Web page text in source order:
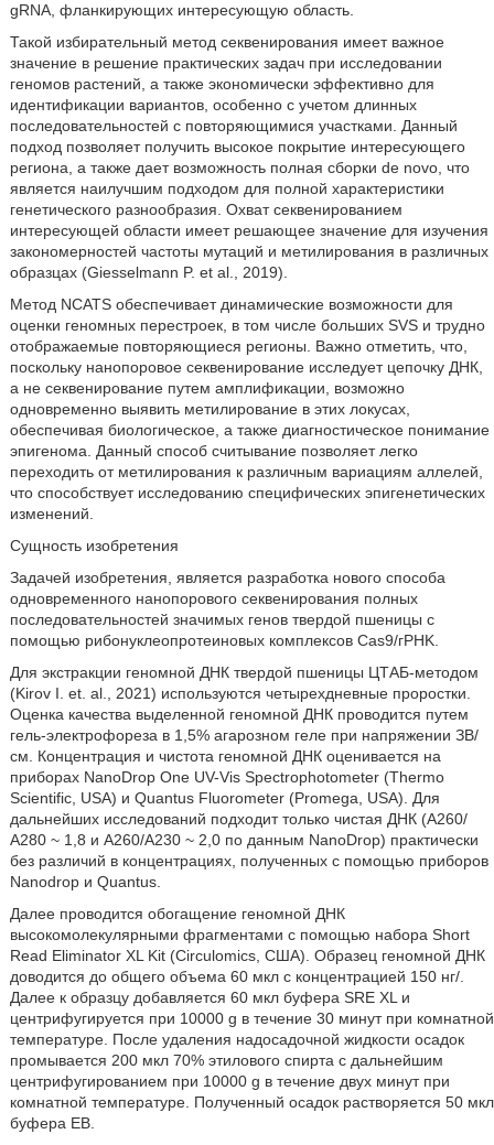
gRNA, фланкирующих интересующую область.
Такой избирательный метод секвенирования имеет важное
значение в решение практических задач при исследовании
геномов растений, а также экономически эффективно для
идентификации вариантов, особенно с учетом длинных
последовательностей с повторяющимися участками. Данный
подход позволяет получить высокое покрытие интересующего
региона, а также дает возможность полная сборки de novo, что
является наилучшим подходом для полной характеристики
генетического разнообразия. Охват секвенированием
интересующей области имеет решающее значение для изучения
закономерностей частоты мутаций и метилирования в различных
образцах (Giesselmann P. et al., 2019).
Метод NCATS обеспечивает динамические возможности для
оценки геномных перестроек, в том числе больших SVS и трудно
отображаемые повторяющиеся регионы. Важно отметить, что,
поскольку нанопоровое секвенирование исследует цепочку ДНК,
а не секвенирование путем амплификации, возможно
одновременно выявить метилирование в этих локусах,
обеспечивая биологическое, а также диагностическое понимание
эпигенома. Данный способ считывание позволяет легко
переходить от метилирования к различным вариациям аллелей,
что способствует исследованию специфических эпигенетических
изменений.
Сущность изобретения
Задачей изобретения, является разработка нового способа
одновременного нанопорового секвенирования полных
последовательностей значимых генов твердой пшеницы с
помощью рибонуклеопротеиновых комплексов Cas9/гPHK.
Для экстракции геномной ДНК твердой пшеницы ЦТАБ-методом
(Kirov I. et. al., 2021) используются четырехдневные проростки.
Оценка качества выделенной геномной ДНК проводится путем
гель-электрофореза в 1,5% агарозном геле при напряжении ЗВ/
см. Концентрация и чистота геномной ДНК оценивается на
приборах NanoDrop One UV-Vis Spectrophotometer (Thermo
Scientific, USA) и Quantus Fluorometer (Promega, USA). Для
дальнейших исследований подходит только чистая ДНК (А260/
А280 ~ 1,8 и А260/А230 ~ 2,0 по данным NanoDrop) практически
без различий в концентрациях, полученных с помощью приборов
Nanodrop и Quantus.
Далее проводится обогащение геномной ДНК
высокомолекулярными фрагментами с помощью набора Short
Read Eliminator XL Kit (Circulomics, США). Образец геномной ДНК
доводится до общего объема 60 мкл с концентрацией 150 нг/.
Далее к образцу добавляется 60 мкл буфера SRE XL и
центрифугируется при 10000 g в течение 30 минут при комнатной
температуре. После удаления надосадочной жидкости осадок
промывается 200 мкл 70% этилового спирта с дальнейшим
центрифугированием при 10000 g в течение двух минут при
комнатной температуре. Полученный осадок растворяется 50 мкл
буфера ЕВ.